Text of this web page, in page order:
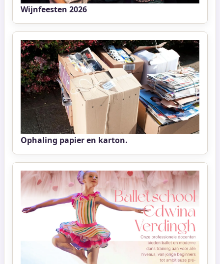
Wijnfeesten 2026
Ophaling papier en karton.